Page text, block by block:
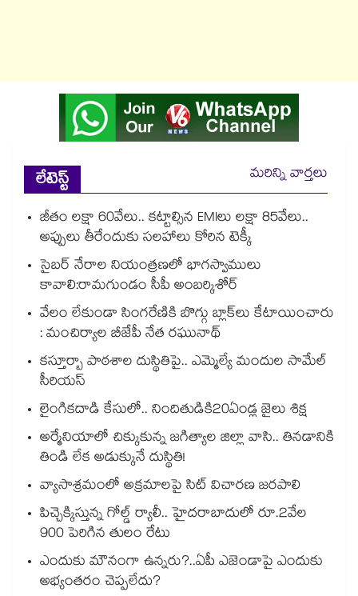
లేటెస్ట్
మరిన్ని వార్తలు
జీతం లక్షా 60వేలు.. కట్టాల్సిన EMIలు లక్షా 85వేలు..
అప్పులు తీరేందుకు సలహాలు కోరిన టెక్కీ
సైబర్ నేరాల నియంత్రణలో భాగస్వాములు
కావాలి:రామగుండం సీపీ అంబర్కిశోర్‌‌‌‌‌‌‌‌‌‌‌‌‌‌‌‌
వేలం లేకుండా సింగరేణికి బొగ్గు బ్లాక్‌‌‌‌‌‌‌‌లు కేటాయించారు
: మంచిర్యాల బీజేపీ నేత రఘునాథ్
కస్తూర్బా పాఠశాల దుస్థితిపై.. ఎమ్మెల్యే మందుల సామేల్
సీరియస్
లైంగికదాడి కేసులో.. నిందితుడికి20ఏండ్ల జైలు శిక్ష
అర్మేనియాలో చిక్కుకున్న జగిత్యాల జిల్లా వాసి.. తినడానికి
తిండి లేక అడుక్కునే దుస్థితి!
వ్యాసాశ్రమంలో అక్రమాలపై సిట్‌‌‌‌‌‌‌‌‌‌‌‌‌‌‌‌‌‌‌‌‌‌‌‌‌‌‌‌‌‌‌‌ విచారణ జరపాలి
పిచ్చెక్కిస్తున్న గోల్డ్ ర్యాలీ.. హైదరాబాదులో రూ.2వేల
900 పెరిగిన తులం రేటు
ఎందుకు మౌనంగా ఉన్నరు?..ఏపీ ఎజెండాపై ఎందుకు
అభ్యంతరం చెప్పలేదు?